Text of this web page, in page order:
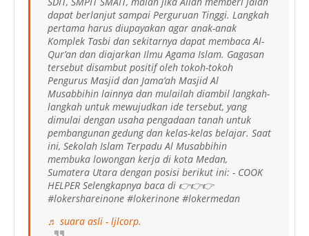
dapat berlanjut sampai Perguruan Tinggi. Langkah
pertama harus diupayakan agar anak-anak
Komplek Tasbi dan sekitarnya dapat membaca Al-
Qur’an dan diajarkan Ilmu Agama Islam. Gagasan
tersebut disambut positif oleh tokoh-tokoh
Pengurus Masjid dan Jama’ah Masjid Al
Musabbihin lainnya dan mulailah diambil langkah-
langkah untuk mewujudkan ide tersebut, yang
dimulai dengan usaha pengadaan tanah untuk
pembangunan gedung dan kelas-kelas belajar. Saat
ini, Sekolah Islam Terpadu Al Musabbihin
membuka lowongan kerja di kota Medan,
Sumatera Utara dengan posisi berikut ini: - COOK
HELPER Selengkapnya baca di 👉👉👉
#lokershareinone #lokerinone #lokermedan
♬ suara asli - ljlcorp.